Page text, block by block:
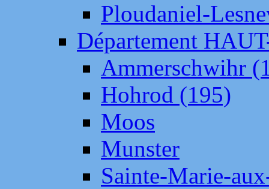
Ploudaniel-
Département
Ammerschwihr
Hohrod (195)
Moos
Munster
Sainte-Marie-